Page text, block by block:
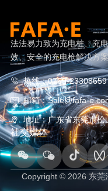
法法易力致为充电桩、充
效、安全的充电枪解决方案
热线：0769-23308659
邮箱：Sale@fafa-
地址：广东省东莞市
社交媒体
. . . .
Copyright © 2026 东莞